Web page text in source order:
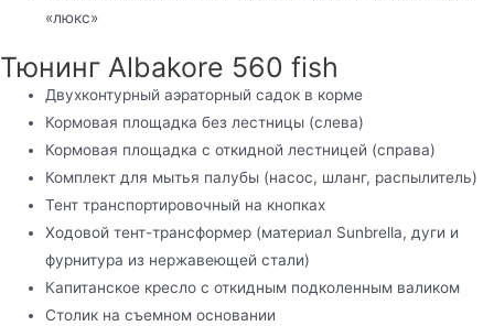
«люкс»
Тюнинг Albakore 560 fish
Двухконтурный аэраторный садок в корме
Кормовая площадка без лестницы (слева)
Кормовая площадка с откидной лестницей (справа)
Комплект для мытья палубы (насос, шланг, распылитель)
Тент транспортировочный на кнопках
Ходовой тент-трансформер (материал Sunbrella, дуги и
фурнитура из нержавеющей стали)
Капитанское кресло с откидным подколенным валиком
Столик на съемном основании